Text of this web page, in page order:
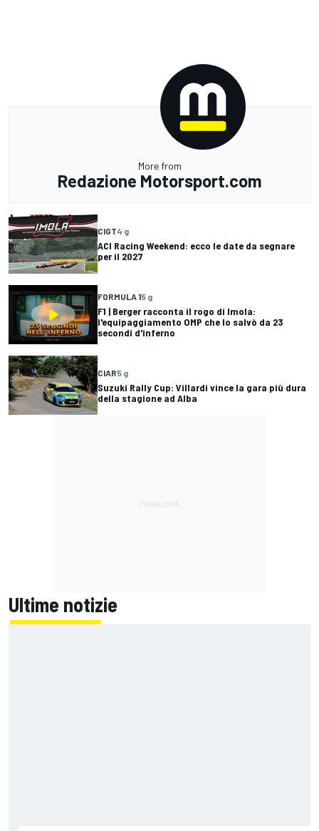
More from
Redazione Motorsport.com
CIGT4 g
ACI Racing Weekend: ecco le date da segnare
per il 2027
FORMULA 15 g
F1 | Berger racconta il rogo di Imola:
l'equipaggiamento OMP che lo salvò da 23
secondi d'inferno
CIAR5 g
Suzuki Rally Cup: Villardi vince la gara più dura
della stagione ad Alba
Ultime notizie